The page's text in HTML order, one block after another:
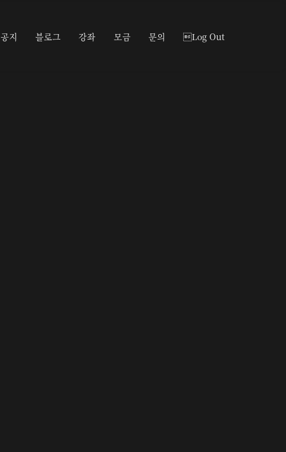
공지 블로그 강좌 모금 문의 Log Out